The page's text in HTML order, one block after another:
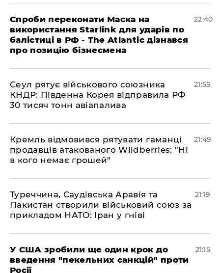
​Спроби переконати Маска на
використання Starlink для ударів по
балістиці в РФ - The Atlantic дізнався
про позицію бізнесмена
22:40
​Сеул рятує військового союзника
КНДР: Південна Корея відправила РФ
30 тисяч тонн авіапалива
21:55
​Кремль відмовився рятувати гаманці
продавців атакованого Wildberries: "Ні
в кого немає грошей"
21:49
​Туреччина, Саудівська Аравія та
Пакистан створили військовий союз за
прикладом НАТО: Іран у гніві
21:19
​У США зробили ще один крок до
введення "пекельних санкцій" проти
Росії
21:15